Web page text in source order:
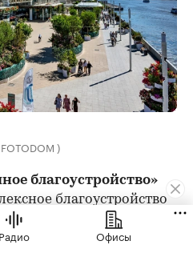
)
благоустройство»
благоустройство
работы провели
а также привели в
Радио Офисы